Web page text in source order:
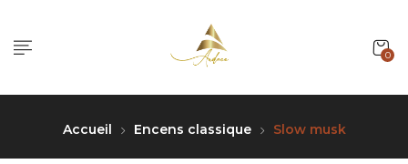
0
Accueil Encens classique Slow musk